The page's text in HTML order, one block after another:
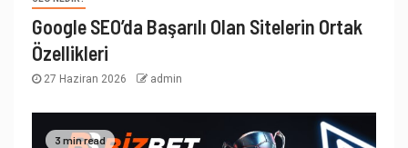
Google SEO’da Başarılı Olan Sitelerin Ortak
Özellikleri
27 Haziran 2026 admin
3 min read